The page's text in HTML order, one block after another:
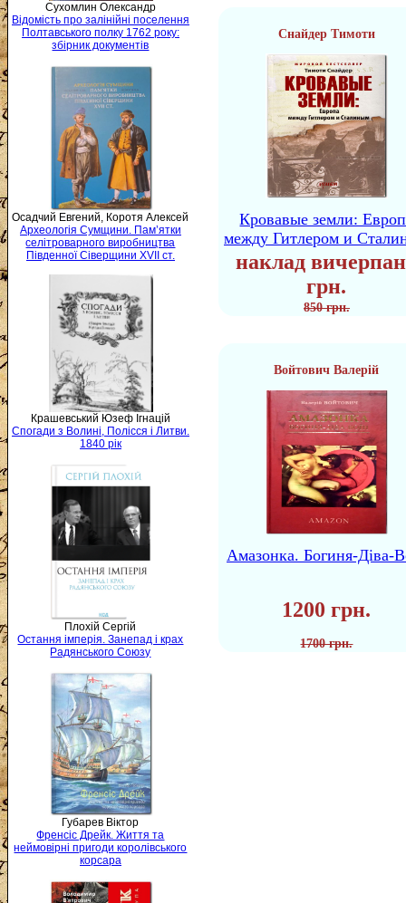
Сухомлин Олександр
Відомість про залінійні поселення
Полтавського полку 1762 року:
збірник документів
Осадчий Евгений, Коротя Алексей
Археологія Сумщини. Пам’ятки
селітроварного виробництва
Південної Сіверщини XVII ст.
Крашевський Юзеф Ігнацій
Спогади з Волині, Полісся і Литви.
1840 рік
Плохій Сергій
Остання імперія. Занепад і крах
Радянського Союзу
Губарев Віктор
Френсіс Дрейк. Життя та
неймовірні пригоди королівського
корсара
Снайдер Тимоти
Кровавые земли:
между Гитлером и
наклад
грн.
850 грн.
Войтович Валерій
Амазонка. Богиня-Діва-
1200 грн.
1700 грн.